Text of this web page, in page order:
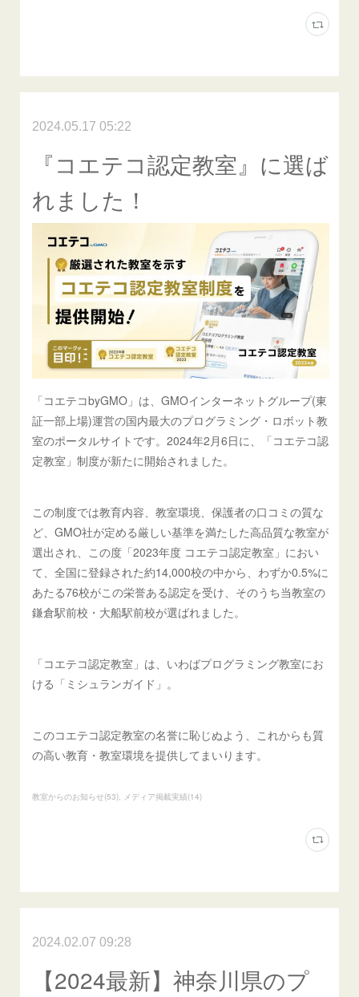
2024.05.17 05:22
『コエテコ認定教室』に選ば
れました！
「コエテコbyGMO」は、GMOインターネットグループ(東
証一部上場)運営の国内最大のプログラミング・ロボット教
室のポータルサイトです。2024年2月6日に、「コエテコ認
定教室」制度が新たに開始されました。
この制度では教育内容、教室環境、保護者の口コミの質な
ど、GMO社が定める厳しい基準を満たした高品質な教室が
選出され、この度「2023年度 コエテコ認定教室」におい
て、全国に登録された約14,000校の中から、わずか0.5%に
あたる76校がこの栄誉ある認定を受け、そのうち当教室の
鎌倉駅前校・大船駅前校が選ばれました。
「コエテコ認定教室」は、いわばプログラミング教室にお
ける「ミシュランガイド」。
このコエテコ認定教室の名誉に恥じぬよう、これからも質
の高い教育・教室環境を提供してまいります。
教室からのお知らせ(53) メディア掲載実績(14)
2024.02.07 09:28
【2024最新】神奈川県のプ